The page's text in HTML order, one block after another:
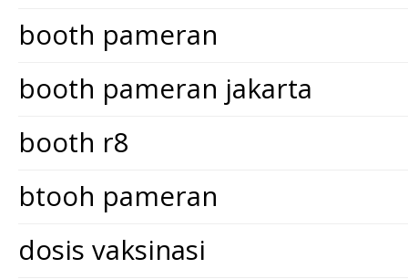
booth pameran
booth pameran jakarta
booth r8
btooh pameran
dosis vaksinasi